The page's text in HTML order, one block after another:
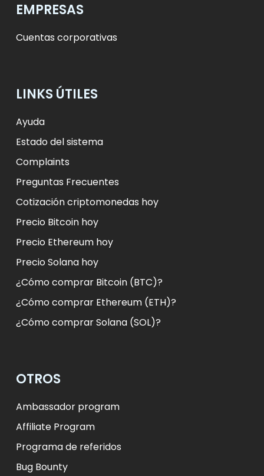
EMPRESAS
Cuentas corporativas
LINKS ÚTILES
Ayuda
Estado del sistema
Complaints
Preguntas Frecuentes
Cotización criptomonedas hoy
Precio Bitcoin hoy
Precio Ethereum hoy
Precio Solana hoy
¿Cómo comprar Bitcoin (BTC)?
¿Cómo comprar Ethereum (ETH)?
¿Cómo comprar Solana (SOL)?
OTROS
Ambassador program
Affiliate Program
Programa de referidos
Bug Bounty